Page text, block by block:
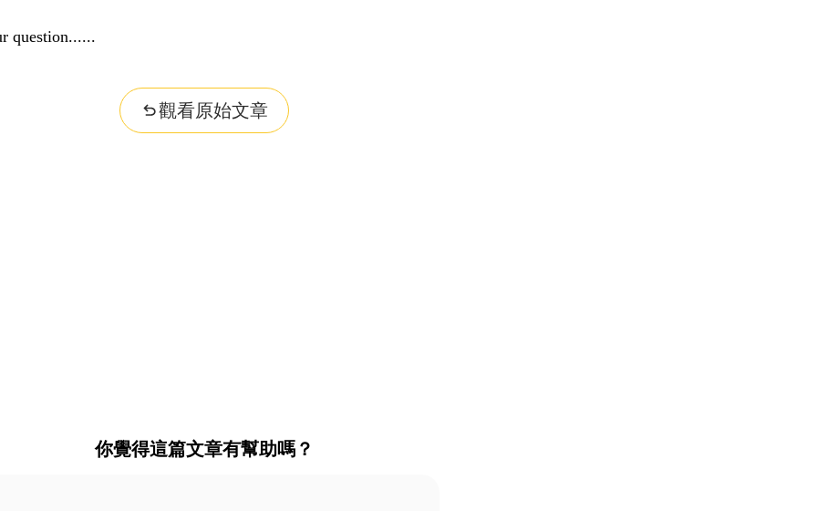
question...
觀看原始文章
你覺得這篇文章有幫助嗎？